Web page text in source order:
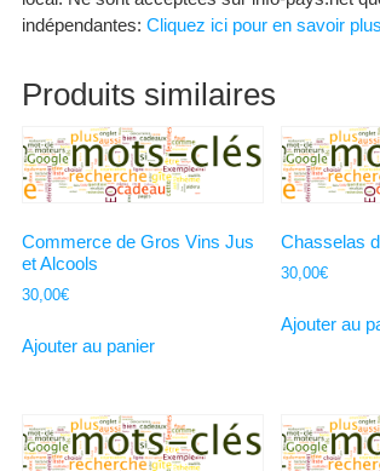
indépendantes: Cliquez ici pour en savoir plus
Produits similaires
Commerce de Gros Vins Jus
et Alcools
30,00€
Ajouter au panier
Chasselas
30,00€
Ajouter au